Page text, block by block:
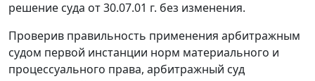
решение суда от 30.07.01 г. без изменения.
Проверив правильность применения арбитражным
судом первой инстанции норм материального и
процессуального права, арбитражный суд